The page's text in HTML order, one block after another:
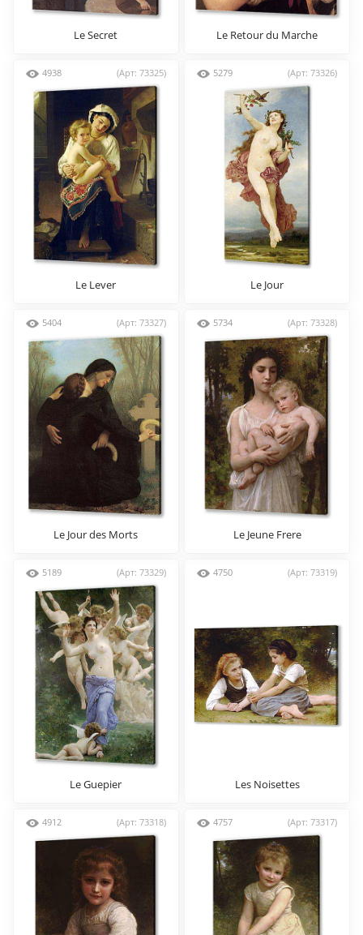
Le Secret Le Retour du Marche
4938 (Арт: 73325)
Le Lever
5279 (Арт: 73326)
Le Jour
5404 (Арт: 73327)
Le Jour des Morts
5734 (Арт: 73328)
Le Jeune Frere
5189 (Арт: 73329)
Le Guepier
4750 (Арт: 73319)
Les Noisettes
4912 (Арт: 73318) 4757 (Арт: 73317)